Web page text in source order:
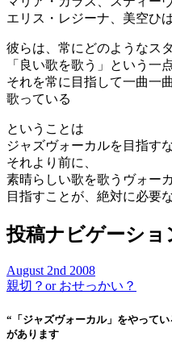
エリス・レジーナ、美空ひ
彼らは、常にどのようなス
「良い歌を歌う」という一
それを常に目指して一曲一
歌っている
ということは
ジャズヴォーカルを目指す
それより前に、
素晴らしい歌を歌うヴォー
目指すことが、絶対に必要
投稿ナビゲーショ
August 2nd 2008
親切？or おせっかい？
“「ジャズヴォーカル」をやって
があります